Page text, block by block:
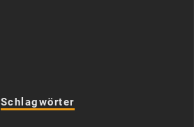
Schlagwörter